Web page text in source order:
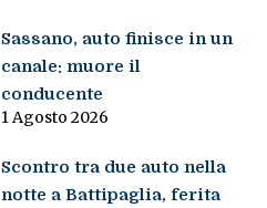
Sassano, auto finisce in un
canale: muore il
conducente
1 Agosto 2026
Scontro tra due auto nella
notte a Battipaglia, ferita